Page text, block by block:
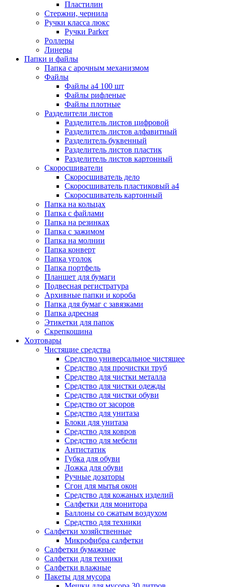
Пластилин
Стержни, чернила
Ручки класса люкс
Ручки Parker
Роллеры
Линеры
Папки и файлы
Папка с арочным механизмом
Файлы
Файлы а4 100 шт
Файлы рифленые
Файлы плотные
Разделители листов
Разделитель листов цифровой
Разделитель листов алфавитный
Разделитель буквенный
Разделитель листов пластик
Разделитель листов картонный
Скоросшиватели
Скоросшиватель дело
Скоросшиватель пластиковый а4
Скоросшиватель картонный
Папка на кольцах
Папка с файлами
Папка на резинках
Папка с зажимом
Папка на молнии
Папка конверт
Папка уголок
Папка портфель
Планшет для бумаги
Подвесная регистратура
Архивные папки и короба
Папка для бумаг с завязками
Папка адресная
Этикетки для папок
Скрепкошина
Хозтовары
Чистящие средства
Средство универсальное чистящее
Средство для прочистки труб
Средство для чистки металла
Средство для чистки одежды
Средство для чистки обуви
Средство от засоров
Средство для унитаза
Блоки для унитаза
Средство для ковров
Средство для мебели
Антистатик
Губка для обуви
Ложка для обуви
Ручные дозаторы
Сгон для мытья окон
Средство для кожаных изделий
Салфетки для монитора
Баллоны со сжатым воздухом
Средство для техники
Салфетки хозяйственные
Микрофибра салфетки
Салфетки бумажные
Салфетки для техники
Салфетки влажные
Пакеты для мусора